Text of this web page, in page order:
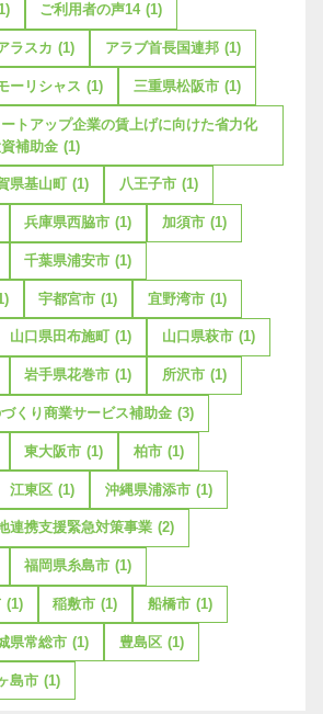
ご利用者の声14 (1)
ラスカ (1) アラブ首長国連邦 (1)
ーリシャス (1) 三重県松阪市 (1)
トアップ企業の賃上げに向けた省力化
補助金 (1)
県基山町 (1) 八王子市 (1)
兵庫県西脇市 (1) 加須市 (1)
千葉県浦安市 (1)
宇都宮市 (1) 宜野湾市 (1)
山口県田布施町 (1) 山口県萩市 (1)
岩手県花巻市 (1) 所沢市 (1)
くり商業サービス補助金 (3)
東大阪市 (1) 柏市 (1)
江東区 (1) 沖縄県浦添市 (1)
連携支援緊急対策事業 (2)
福岡県糸島市 (1)
(1) 稲敷市 (1) 船橋市 (1)
県常総市 (1) 豊島区 (1)
島市 (1)